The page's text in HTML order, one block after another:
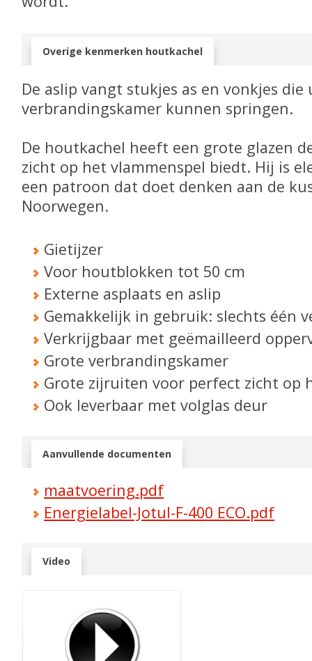
Overige kenmerken houtkachel
De aslip vangt stukjes as en vonkjes die
verbrandingskamer kunnen springen.
De houtkachel heeft een grote glazen
zicht op het vlammenspel biedt. Hij is
een patroon dat doet denken aan de
Noorwegen.
Gietijzer
Voor houtblokken tot 50 cm
Externe asplaats en aslip
Gemakkelijk in gebruik: slechts één
Verkrijgbaar met geëmailleerd
Grote verbrandingskamer
Grote zijruiten voor perfect zicht op
Ook leverbaar met volglas deur
Aanvullende documenten
maatvoering.pdf
Energielabel-Jotul-F-400 ECO.pdf
Video